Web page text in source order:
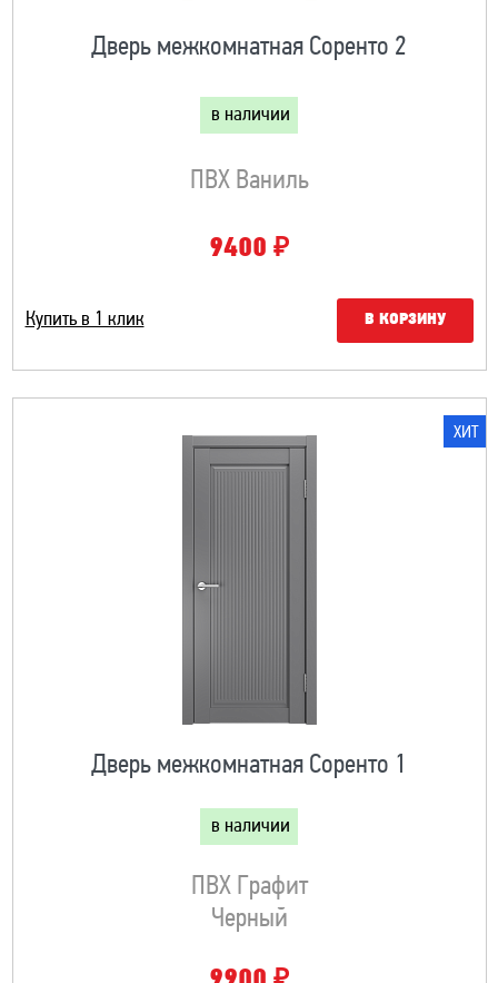
Дверь межкомнатная Соренто 2
в наличии
ПВХ Ваниль
9400 ₽
Купить в 1 клик В КОРЗИНУ
ХИТ
Дверь межкомнатная Соренто 1
в наличии
ПВХ Графит
Черный